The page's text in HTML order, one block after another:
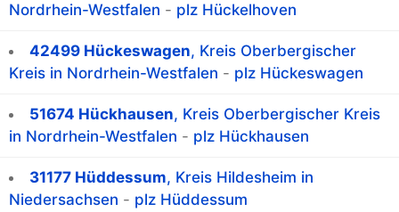
Nordrhein-Westfalen - plz Hückelhoven
42499 Hückeswagen, Kreis Oberbergischer
Kreis in Nordrhein-Westfalen - plz Hückeswagen
51674 Hückhausen, Kreis Oberbergischer Kreis
in Nordrhein-Westfalen - plz Hückhausen
31177 Hüddessum, Kreis Hildesheim in
Niedersachsen - plz Hüddessum